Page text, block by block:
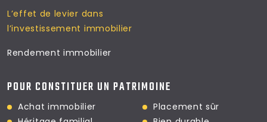
L’effet de levier dans
l’investissement immobilier
Rendement immobilier
POUR CONSTITUER UN PATRIMOINE
Achat immobilier
Placement sûr